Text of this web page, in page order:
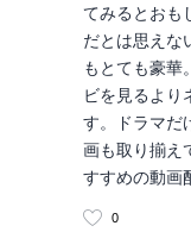
てみるとおも
だとは思えな
もとても豪華
ビを見るより
す。ドラマだ
画も取り揃え
すすめの動画
0